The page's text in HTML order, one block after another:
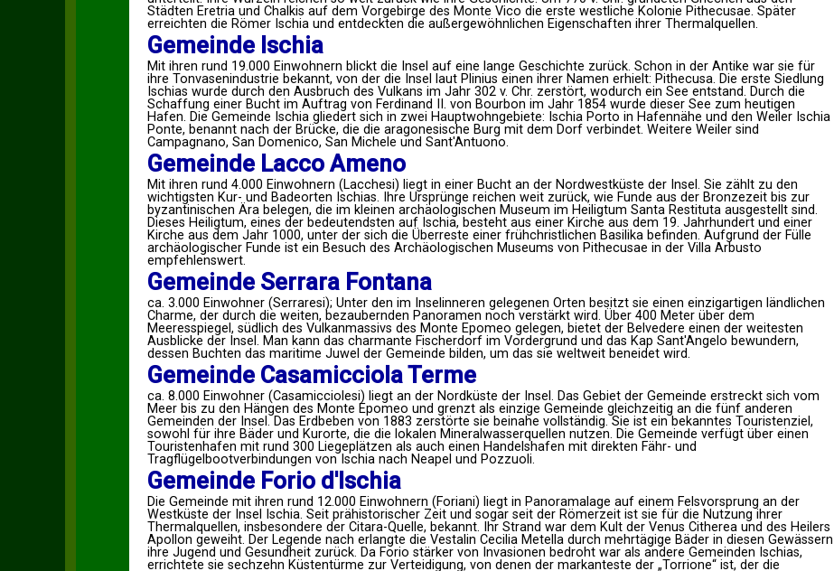
Städten Eretria und Chalkis auf dem Vorgebirge des Monte Vico die erste westliche Kolonie Pithecusae. Später
erreichten die Römer Ischia und entdeckten die außergewöhnlichen Eigenschaften ihrer Thermalquellen.
Gemeinde Ischia
Mit ihren rund 19.000 Einwohnern blickt die Insel auf eine lange Geschichte zurück. Schon in der Antike war sie für
ihre Tonvasenindustrie bekannt, von der die Insel laut Plinius einen ihrer Namen erhielt: Pithecusa. Die erste Siedlung
Ischias wurde durch den Ausbruch des Vulkans im Jahr 302 v. Chr. zerstört, wodurch ein See entstand. Durch die
Schaffung einer Bucht im Auftrag von Ferdinand II. von Bourbon im Jahr 1854 wurde dieser See zum heutigen
Hafen. Die Gemeinde Ischia gliedert sich in zwei Hauptwohngebiete: Ischia Porto in Hafennähe und den Weiler Ischia
Ponte, benannt nach der Brücke, die die aragonesische Burg mit dem Dorf verbindet. Weitere Weiler sind
Campagnano, San Domenico, San Michele und Sant'Antuono.
Gemeinde Lacco Ameno
Mit ihren rund 4.000 Einwohnern (Lacchesi) liegt in einer Bucht an der Nordwestküste der Insel. Sie zählt zu den
wichtigsten Kur- und Badeorten Ischias. Ihre Ursprünge reichen weit zurück, wie Funde aus der Bronzezeit bis zur
byzantinischen Ära belegen, die im kleinen archäologischen Museum im Heiligtum Santa Restituta ausgestellt sind.
Dieses Heiligtum, eines der bedeutendsten auf Ischia, besteht aus einer Kirche aus dem 19. Jahrhundert und einer
Kirche aus dem Jahr 1000, unter der sich die Überreste einer frühchristlichen Basilika befinden. Aufgrund der Fülle
archäologischer Funde ist ein Besuch des Archäologischen Museums von Pithecusae in der Villa Arbusto
empfehlenswert.
Gemeinde Serrara Fontana
ca. 3.000 Einwohner (Serraresi); Unter den im Inselinneren gelegenen Orten besitzt sie einen einzigartigen ländlichen
Charme, der durch die weiten, bezaubernden Panoramen noch verstärkt wird. Über 400 Meter über dem
Meeresspiegel, südlich des Vulkanmassivs des Monte Epomeo gelegen, bietet der Belvedere einen der weitesten
Ausblicke der Insel. Man kann das charmante Fischerdorf im Vordergrund und das Kap Sant'Angelo bewundern,
dessen Buchten das maritime Juwel der Gemeinde bilden, um das sie weltweit beneidet wird.
Gemeinde Casamicciola Terme
ca. 8.000 Einwohner (Casamicciolesi) liegt an der Nordküste der Insel. Das Gebiet der Gemeinde erstreckt sich vom
Meer bis zu den Hängen des Monte Epomeo und grenzt als einzige Gemeinde gleichzeitig an die fünf anderen
Gemeinden der Insel. Das Erdbeben von 1883 zerstörte sie beinahe vollständig. Sie ist ein bekanntes Touristenziel,
sowohl für ihre Bäder und Kurorte, die die lokalen Mineralwasserquellen nutzen. Die Gemeinde verfügt über einen
Touristenhafen mit rund 300 Liegeplätzen als auch einen Handelshafen mit direkten Fähr- und
Tragflügelbootverbindungen von Ischia nach Neapel und Pozzuoli.
Gemeinde Forio d'Ischia
Die Gemeinde mit ihren rund 12.000 Einwohnern (Foriani) liegt in Panoramalage auf einem Felsvorsprung an der
Westküste der Insel Ischia. Seit prähistorischer Zeit und sogar seit der Römerzeit ist sie für die Nutzung ihrer
Thermalquellen, insbesondere der Citara-Quelle, bekannt. Ihr Strand war dem Kult der Venus Citherea und des Heilers
Apollon geweiht. Der Legende nach erlangte die Vestalin Cecilia Metella durch mehrtägige Bäder in diesen Gewässern
ihre Jugend und Gesundheit zurück. Da Forio stärker von Invasionen bedroht war als andere Gemeinden Ischias,
errichtete sie sechzehn Küstentürme zur Verteidigung, von denen der markanteste der „Torrione“ ist, der die